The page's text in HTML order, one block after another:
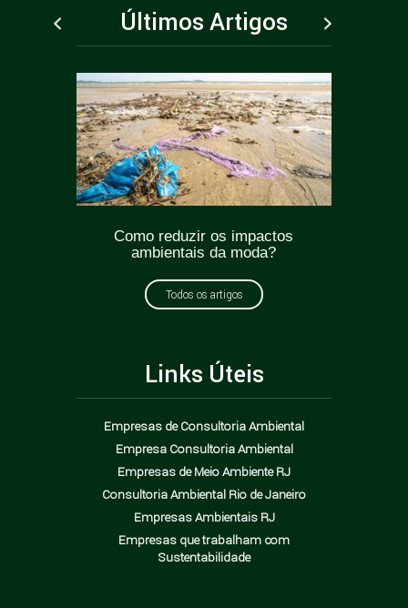
Últimos Artigos
Como reduzir os impactos
ambientais da moda?
Todos os artigos
Links Úteis
Empresas de Consultoria Ambiental
Empresa Consultoria Ambiental
Empresas de Meio Ambiente RJ
Consultoria Ambiental Rio de Janeiro
Empresas Ambientais RJ
Empresas que trabalham com
Sustentabilidade